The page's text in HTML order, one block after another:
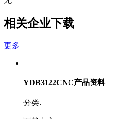
相关企业下载
更多
YDB3122CNC产品资料
分类: